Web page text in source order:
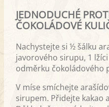
JEDNODUCHÉ
ČOKOLÁDOVÉ
Nachystejte si ½ šálku
javorového sirupu, 1
odměrku čokoládového
V míse smíchejte
sirupem. Přidejte kakao